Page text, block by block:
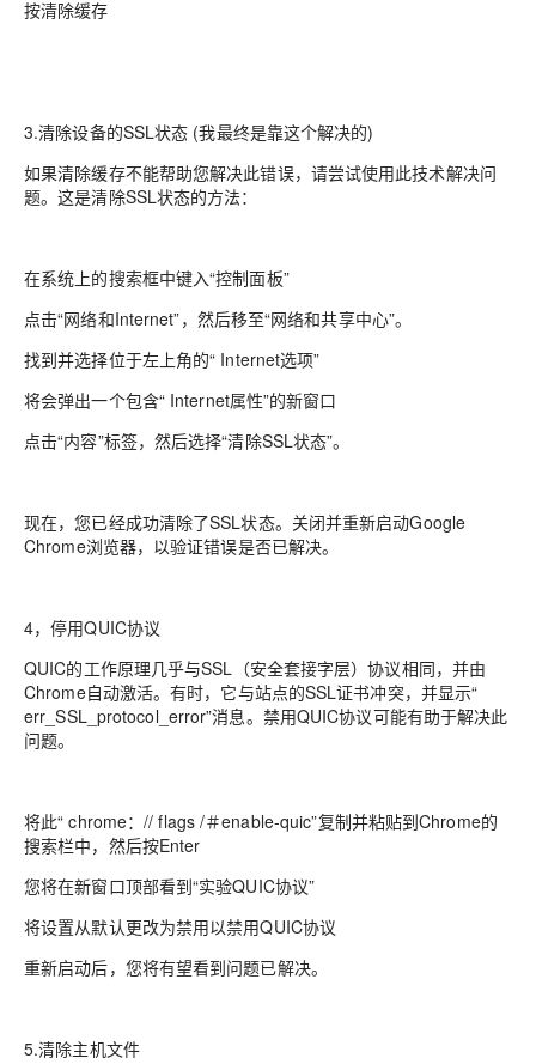
按清除缓存
3.清除设备的SSL状态 (我最终是靠这个解决的)
如果清除缓存不能帮助您解决此错误，请尝试使用此技术解决问
题。这是清除SSL状态的方法：
在系统上的搜索框中键入“控制面板”
点击“网络和Internet”，然后移至“网络和共享中心”。
找到并选择位于左上角的“ Internet选项”
将会弹出一个包含“ Internet属性”的新窗口
点击“内容”标签，然后选择“清除SSL状态”。
现在，您已经成功清除了SSL状态。关闭并重新启动Google
Chrome浏览器，以验证错误是否已解决。
4，停用QUIC协议
QUIC的工作原理几乎与SSL（安全套接字层）协议相同，并由
Chrome自动激活。有时，它与站点的SSL证书冲突，并显示“
err_SSL_protocol_error”消息。禁用QUIC协议可能有助于解决此
问题。
将此“ chrome：// flags /＃enable-quic”复制并粘贴到Chrome的
搜索栏中，然后按Enter
您将在新窗口顶部看到“实验QUIC协议”
将设置从默认更改为禁用以禁用QUIC协议
重新启动后，您将有望看到问题已解决。
5.清除主机文件